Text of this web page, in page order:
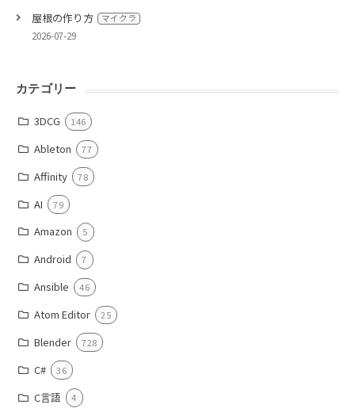
屋根の作り方 マイクラ
2026-07-29
カテゴリー
3DCG 146
Ableton 77
Affinity 78
AI 79
Amazon 5
Android 7
Ansible 46
Atom Editor 25
Blender 728
C# 36
C言語 4